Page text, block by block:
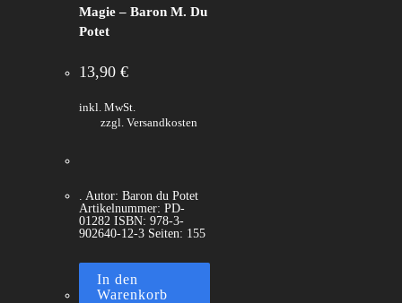
Magie – Baron M. Du
Potet
13,90 €
inkl. MwSt.
zzgl. Versandkosten
. Autor: Baron du Potet
Artikelnummer: PD-
01282 ISBN: 978-3-
902640-12-3 Seiten: 155
In den
Warenkorb